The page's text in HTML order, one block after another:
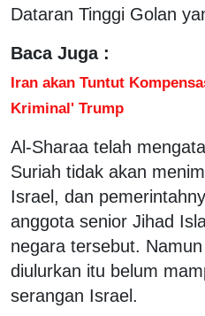
Dataran Tinggi Golan
Baca Juga :
Iran akan Tuntut
Kriminal' Trump
Al-Sharaa telah
Suriah tidak akan
Israel, dan
anggota senior Jihad
negara tersebut.
diulurkan itu belum
serangan Israel.